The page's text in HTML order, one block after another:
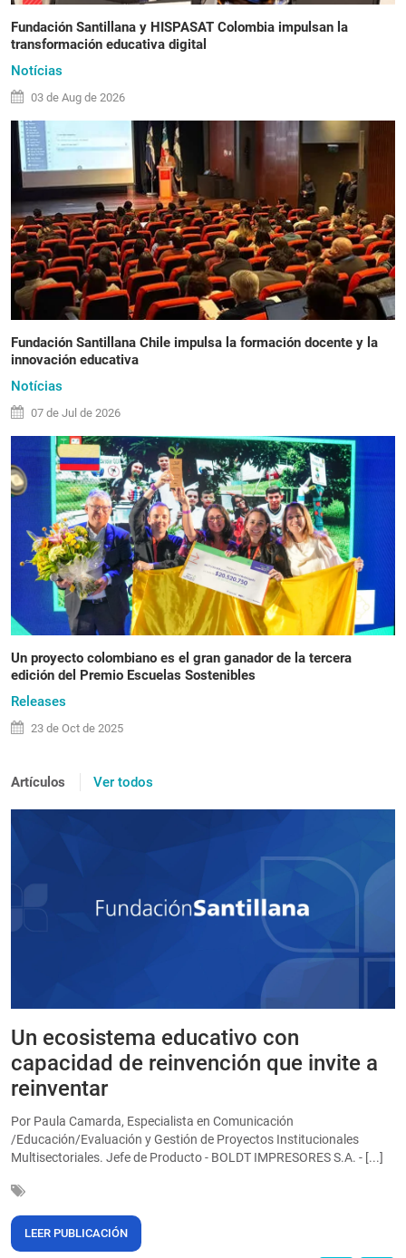
Fundación Santillana y HISPASAT Colombia impulsan la
transformación educativa digital
Notícias
03 de Aug de 2026
Fundación Santillana Chile impulsa la formación docente y la
innovación educativa
Notícias
07 de Jul de 2026
Un proyecto colombiano es el gran ganador de la tercera
edición del Premio Escuelas Sostenibles
Releases
23 de Oct de 2025
Artículos Ver todos
Un ecosistema educativo con
capacidad de reinvención que invite a
reinventar
Por Paula Camarda, Especialista en Comunicación
/Educación/Evaluación y Gestión de Proyectos Institucionales
Multisectoriales. Jefe de Producto - BOLDT IMPRESORES S.A. - [...]
LEER PUBLICACIÓN